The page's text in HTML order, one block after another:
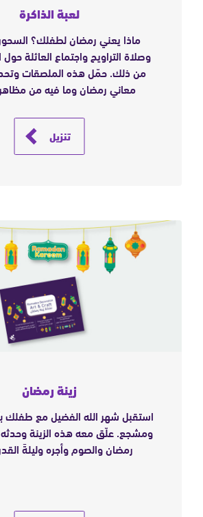
لعبة الذاكرة
ماذا يعني رمضان لطفلك؟
وصلاة التراويح واجتماع العائلة حول
من ذلك. حمّل هذه الملصقات
معاني رمضان وما فيه من
تنزيل
زينة رمضان
استقبل شهر الله الفضيل مع
ومشجع. علّق معه هذه الزينة وحدثه
رمضان والصوم وأجره وليلةَ